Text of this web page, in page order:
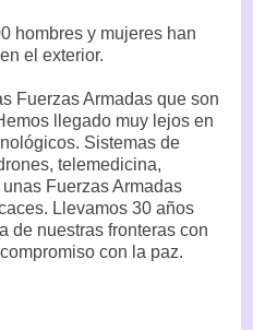
hombres y mujeres han
el exterior.
Fuerzas Armadas que son
llegado muy lejos en
Sistemas de
telemedicina,
Fuerzas Armadas
Llevamos 30 años
de nuestras fronteras con
con la paz.